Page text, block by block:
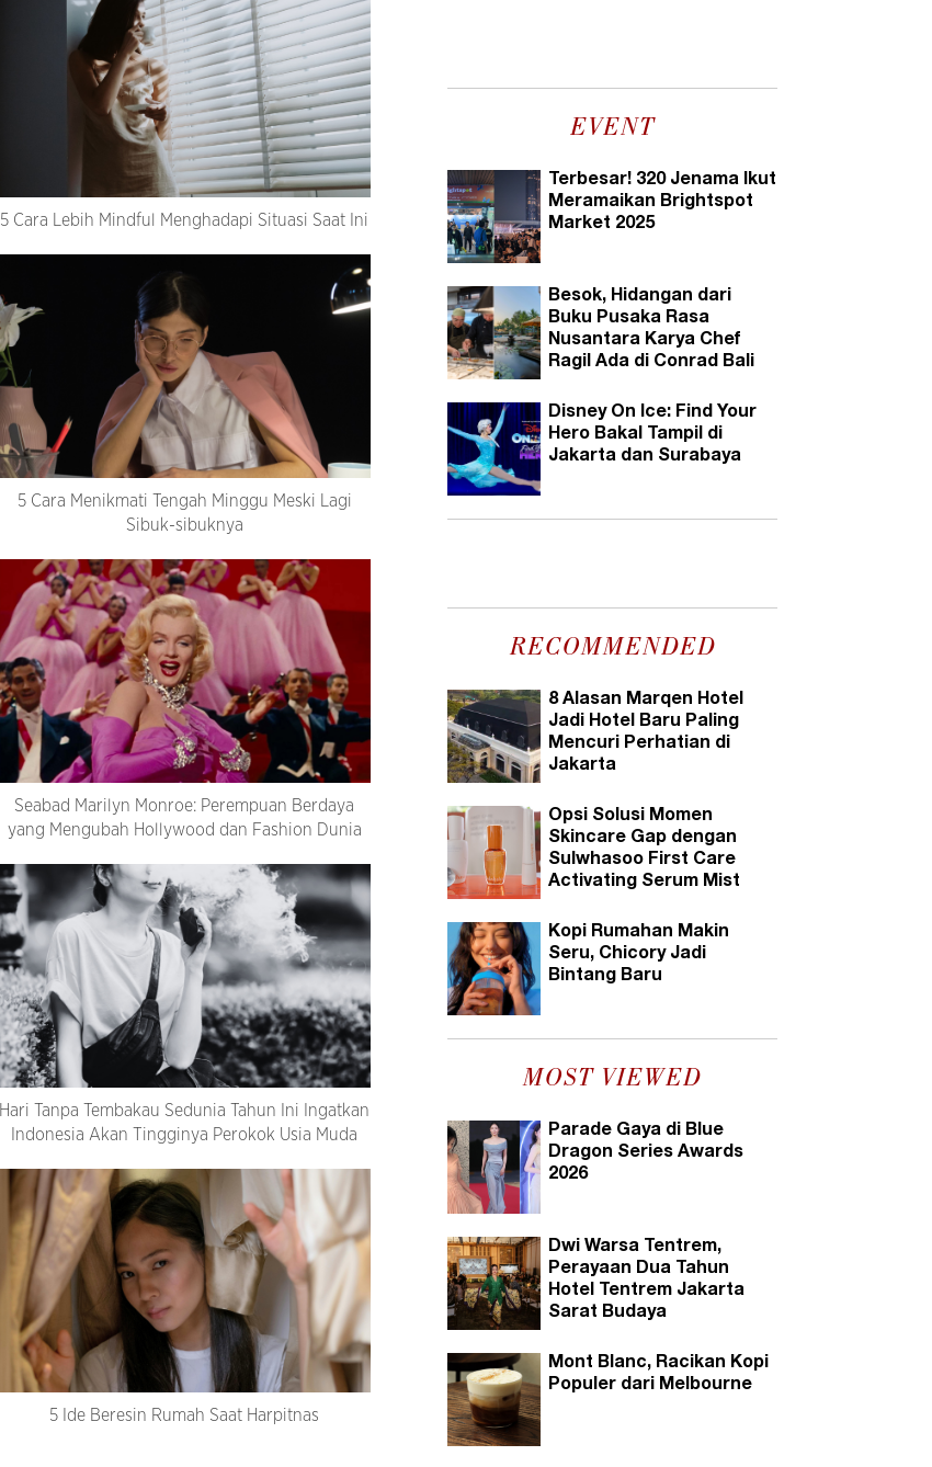
5 Cara Lebih Mindful Menghadapi Situasi Saat Ini
5 Cara Menikmati Tengah Minggu Meski Lagi
Sibuk-sibuknya
Seabad Marilyn Monroe: Perempuan Berdaya
yang Mengubah Hollywood dan Fashion Dunia
Hari Tanpa Tembakau Sedunia Tahun Ini Ingatkan
Indonesia Akan Tingginya Perokok Usia Muda
5 Ide Beresin Rumah Saat Harpitnas
EVENT
Terbesar! 320 Jenama Ikut
Meramaikan Brightspot
Market 2025
Besok, Hidangan dari
Buku Pusaka Rasa
Nusantara Karya Chef
Ragil Ada di Conrad Bali
Disney On Ice: Find Your
Hero Bakal Tampil di
Jakarta dan Surabaya
RECOMMENDED
8 Alasan Marqen Hotel
Jadi Hotel Baru Paling
Mencuri Perhatian di
Jakarta
Opsi Solusi Momen
Skincare Gap dengan
Sulwhasoo First Care
Activating Serum Mist
Kopi Rumahan Makin
Seru, Chicory Jadi
Bintang Baru
MOST VIEWED
Parade Gaya di Blue
Dragon Series Awards
2026
Dwi Warsa Tentrem,
Perayaan Dua Tahun
Hotel Tentrem Jakarta
Sarat Budaya
Mont Blanc, Racikan Kopi
Populer dari Melbourne